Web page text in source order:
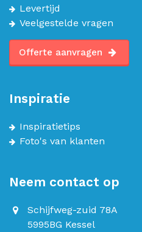
Levertijd
Veelgestelde vragen
Offerte aanvragen
Inspiratie
Inspiratietips
Foto's van klanten
Neem contact op
Schijfweg-zuid 78A
5995BG Kessel